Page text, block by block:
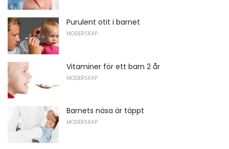
Purulent otit i barnet
MODERSKAP
Vitaminer för ett barn 2 år
MODERSKAP
Barnets näsa är täppt
MODERSKAP